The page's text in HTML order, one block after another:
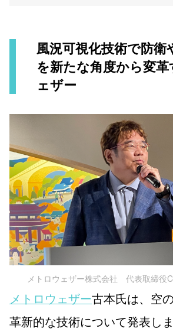
風況可視化技術で防衛
を新たな角度から変
ェザー
メトロウェザー株式会社 代表取締役
メトロウェザー古本氏は、空
革新的な技術について発表し